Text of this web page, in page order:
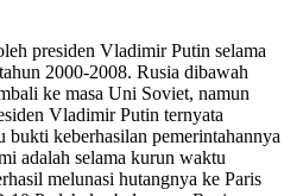
presiden Vladimir Putin selama
2000-2008. Rusia dibawah
ke masa Uni Soviet, namun
Vladimir Putin ternyata
bukti keberhasilan pemerintahannya
adalah selama kurun waktu
melunasi hutangnya ke Paris